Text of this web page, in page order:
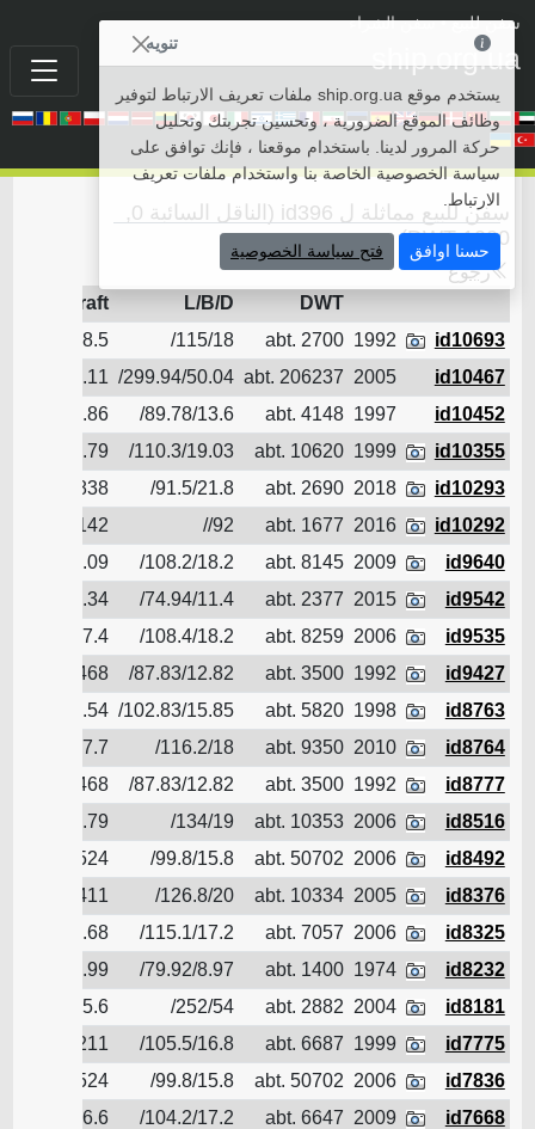
سفن للبيع• سفن الشراء
ship.org.ua
سفن للبيع مماثلة ل id396 (الناقل السائبة 0,
1000 DWT)
رجوع
DWT
L/B/D
draft
id10693
1992
abt. 2700
115/18/
8.5
id10467
2005
abt. 206237
299.94/50.04/
18.11
id10452
1997
abt. 4148
89.78/13.6/
5.86
id10355
1999
abt. 10620
110.3/19.03/
8.79
id10293
2018
abt. 2690
91.5/21.8/
4.838
id10292
2016
abt. 1677
92//
5.142
id9640
2009
abt. 8145
108.2/18.2/
7.09
id9542
2015
abt. 2377
74.94/11.4/
4.34
id9535
2006
abt. 8259
108.4/18.2/
7.4
id9427
1992
abt. 3500
87.83/12.82/
5.468
id8763
1998
abt. 5820
102.83/15.85/
6.54
id8764
2010
abt. 9350
116.2/18/
7.7
id8777
1992
abt. 3500
87.83/12.82/
5.468
id8516
2006
abt. 10353
134/19/
6.79
id8492
2006
abt. 50702
99.8/15.8/
5.524
id8376
2005
abt. 10334
126.8/20/
8.411
id8325
2006
abt. 7057
115.1/17.2/
5.68
id8232
1974
abt. 1400
79.92/8.97/
2.99
id8181
2004
abt. 2882
252/54/
15.6
id7775
1999
abt. 6687
105.5/16.8/
9211
id7836
2006
abt. 50702
99.8/15.8/
5.524
id7668
2009
abt. 6647
104.2/17.2/
6.6
تنويه
يستخدم موقع ship.org.ua ملفات تعريف الارتباط لتوفير
وظائف الموقع الضرورية ، وتحسين تجربتك وتحليل
حركة المرور لدينا. باستخدام موقعنا ، فإنك توافق على
سياسة الخصوصية الخاصة بنا واستخدام ملفات تعريف
الارتباط.
حسنا اوافق فتح سياسة الخصوصية